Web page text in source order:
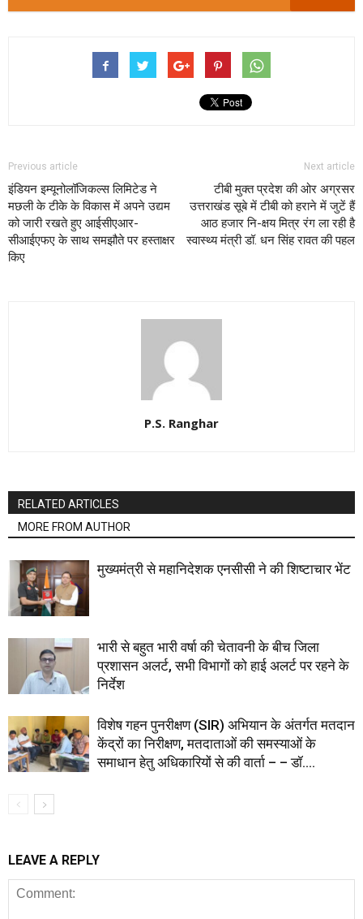
Previous article
इंडियन इम्यूनोलॉजिकल्स लिमिटेड ने
मछली के टीके के विकास में अपने उद्यम
को जारी रखते हुए आईसीएआर-
सीआईएफए के साथ समझौते पर हस्ताक्षर
किए
Next article
टीबी मुक्त प्रदेश की ओर अग्रसर
उत्तराखंड सूबे में टीबी को हराने में जुटें हैं
आठ हजार नि-क्षय मित्र रंग ला रही है
स्वास्थ्य मंत्री डॉ. धन सिंह रावत की पहल
P.S. Ranghar
RELATED ARTICLES
MORE FROM AUTHOR
मुख्यमंत्री से महानिदेशक एनसीसी ने की शिष्टाचार भेंट
भारी से बहुत भारी वर्षा की चेतावनी के बीच जिला
प्रशासन अलर्ट, सभी विभागों को हाई अलर्ट पर रहने के
निर्देश
विशेष गहन पुनरीक्षण (SIR) अभियान के अंतर्गत मतदान
केंद्रों का निरीक्षण, मतदाताओं की समस्याओं के
समाधान हेतु अधिकारियों से की वार्ता – – डॉ....
LEAVE A REPLY